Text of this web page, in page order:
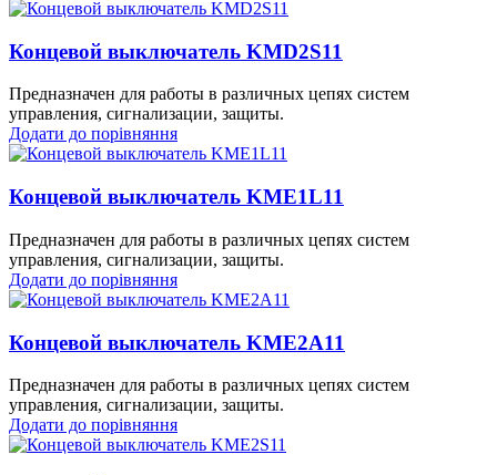
Концевой выключатель KMD2S11
Предназначен для работы в различных цепях систем
управления, сигнализации, защиты.
Додати до порівняння
Концевой выключатель KME1L11
Предназначен для работы в различных цепях систем
управления, сигнализации, защиты.
Додати до порівняння
Концевой выключатель KME2A11
Предназначен для работы в различных цепях систем
управления, сигнализации, защиты.
Додати до порівняння